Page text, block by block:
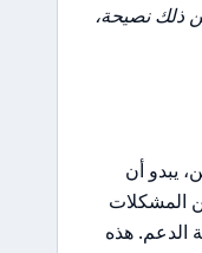
ذلك نصيحة،
يبدو أن
المشكلات
الدعم. هذه